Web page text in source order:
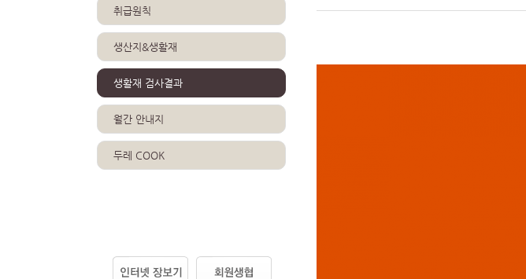
취급원칙
생산지&생활재
생활재 검사결과
월간 안내지
두레 COOK